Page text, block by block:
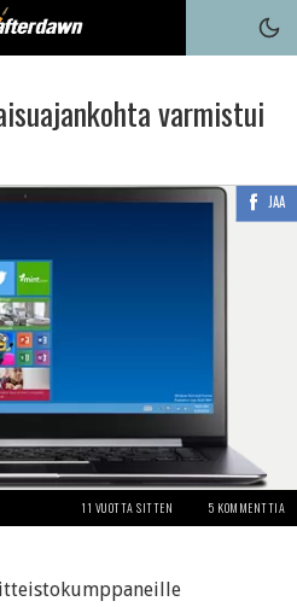
varmistui
JAA
11 VUOTTA SITTEN 5 KOMMENTTIA